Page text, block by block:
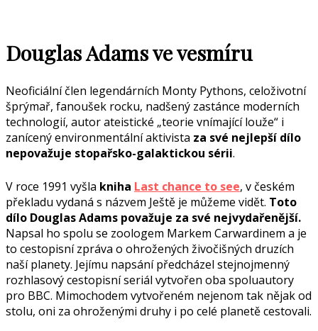
Douglas Adams ve vesmíru
Neoficiální člen legendárních Monty Pythons, celoživotní
šprýmař, fanoušek rocku, nadšený zastánce moderních
technologií, autor ateistické „teorie vnímající louže“ i
zanícený environmentální aktivista za své nejlepší dílo
nepovažuje stopařsko-galaktickou sérii.
V roce 1991 vyšla kniha Last chance to see, v českém
překladu vydaná s názvem Ještě je můžeme vidět. Toto
dílo Douglas Adams považuje za své nejvydařenější.
Napsal ho spolu se zoologem Markem Carwardinem a je
to cestopisní zpráva o ohrožených živočišných druzích
naší planety. Jejímu napsání předcházel stejnojmenný
rozhlasový cestopisní seriál vytvořen oba spoluautory
pro BBC. Mimochodem vytvořeném nejenom tak nějak od
stolu, oni za ohroženými druhy i po celé planetě cestovali.